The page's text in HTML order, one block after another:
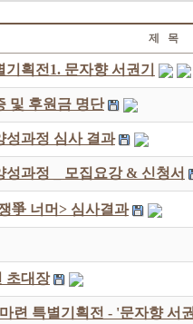
제 목
획전1. 문자향 서권기
및 후원금 명단
성과정 심사 결과
성과정 _ 모집요강 & 신청서
爭 너머> 심사결과
초대장
련 특별기획전 - '문자향 서